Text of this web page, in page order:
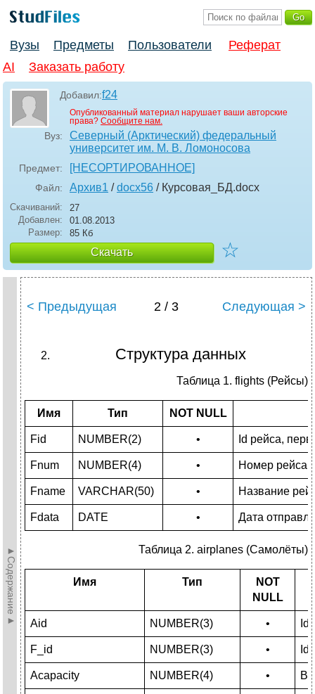
Вузы Предметы Пользователи
Реферат
AI
Заказать работу
Добавил:f24
Опубликованный материал нарушает ваши авторские
права? Сообщите нам.
Вуз:
Северный (Арктический) федеральный
университет им. М. В. Ломоносова
Предмет: [НЕСОРТИРОВАННОЕ]
Файл: Архив1 /docx56 / Курсовая_БД.docx
Скачиваний:
27
Добавлен:
01.08.2013
Размер:
85 Кб
Скачать ☆
►Содержание►
< Предыдущая 2 / 3 Следующая >
Структура данных
Таблица 1. flights (Рейсы)
Имя Тип NOT NULL
Fid NUMBER(2) • Id рейса,
Fnum NUMBER(4) • Номер рейса
Fname VARCHAR(50) • Название
Fdata DATE • Дата
Таблица 2. airplanes (Самолёты)
Имя Тип
NOT
NULL
Aid NUMBER(3) • Id
F_id NUMBER(3) • Id
Acapacity NUMBER(4) •